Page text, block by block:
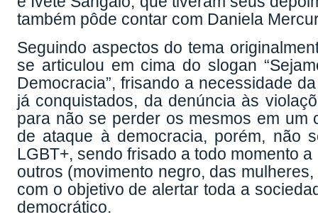
também pôde contar com Daniela
Seguindo aspectos do tema
se articulou em cima do slogan
Democracia”, frisando a necessidade
já conquistados, da denúncia às
para não se perder os mesmos em um
de ataque à democracia, porém, não
LGBT+, sendo frisado a todo momento
outros (movimento negro, das
com o objetivo de alertar toda a
democrático.